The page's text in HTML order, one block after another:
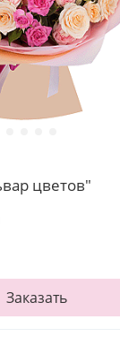
цветов"
Заказать